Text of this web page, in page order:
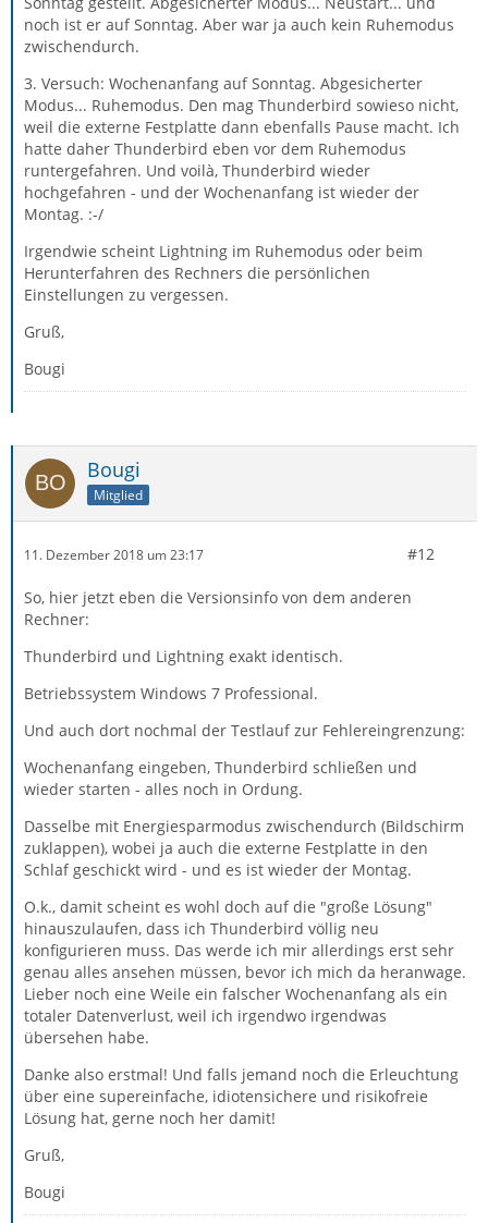
noch ist er auf Sonntag. Aber war ja auch kein Ruhemodus
zwischendurch.
3. Versuch: Wochenanfang auf Sonntag. Abgesicherter
Modus... Ruhemodus. Den mag Thunderbird sowieso nicht,
weil die externe Festplatte dann ebenfalls Pause macht. Ich
hatte daher Thunderbird eben vor dem Ruhemodus
runtergefahren. Und voilà, Thunderbird wieder
hochgefahren - und der Wochenanfang ist wieder der
Montag. :-/
Irgendwie scheint Lightning im Ruhemodus oder beim
Herunterfahren des Rechners die persönlichen
Einstellungen zu vergessen.
Gruß,
Bougi
Bougi
Mitglied
11. Dezember 2018 um 23:17 #12
So, hier jetzt eben die Versionsinfo von dem anderen
Rechner:
Thunderbird und Lightning exakt identisch.
Betriebssystem Windows 7 Professional.
Und auch dort nochmal der Testlauf zur Fehlereingrenzung:
Wochenanfang eingeben, Thunderbird schließen und
wieder starten - alles noch in Ordung.
Dasselbe mit Energiesparmodus zwischendurch (Bildschirm
zuklappen), wobei ja auch die externe Festplatte in den
Schlaf geschickt wird - und es ist wieder der Montag.
O.k., damit scheint es wohl doch auf die "große Lösung"
hinauszulaufen, dass ich Thunderbird völlig neu
konfigurieren muss. Das werde ich mir allerdings erst sehr
genau alles ansehen müssen, bevor ich mich da heranwage.
Lieber noch eine Weile ein falscher Wochenanfang als ein
totaler Datenverlust, weil ich irgendwo irgendwas
übersehen habe.
Danke also erstmal! Und falls jemand noch die Erleuchtung
über eine supereinfache, idiotensichere und risikofreie
Lösung hat, gerne noch her damit!
Gruß,
Bougi